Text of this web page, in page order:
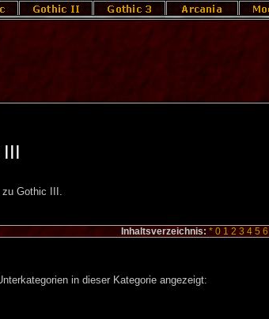
zu Gothic III.
Inhaltsverzeichnis: * 0 1 2 3 4 5 6
in dieser Kategorie angezeigt: